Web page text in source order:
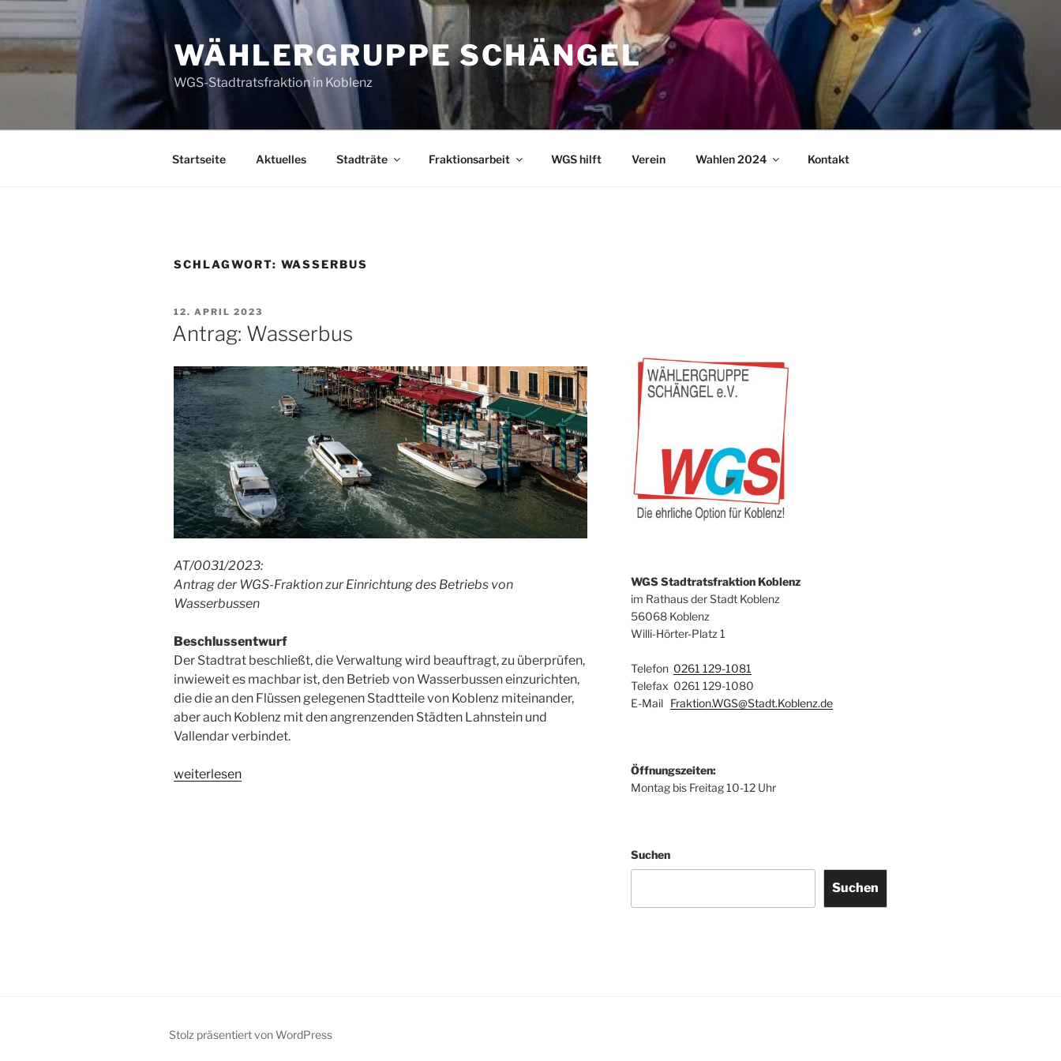
Zum
Inhalt
springen
WÄHLERGRUPPE SCHÄNGEL
WGS-Stadtratsfraktion in Koblenz
Startseite Aktuelles Stadträte Fraktionsarbeit WGS hilft Verein Wahlen 2024 Kontakt
SCHLAGWORT: WASSERBUS
VERÖFFENTLICHT
AM
12. APRIL 2023
Antrag: Wasserbus
AT/0031/2023:
Antrag der WGS-Fraktion zur Einrichtung des Betriebs von
Wasserbussen
Beschlussentwurf
Der Stadtrat beschließt, die Verwaltung wird beauftragt, zu überprüfen,
inwieweit es machbar ist, den Betrieb von Wasserbussen einzurichten,
die die an den Flüssen gelegenen Stadtteile von Koblenz miteinander,
aber auch Koblenz mit den angrenzenden Städten Lahnstein und
Vallendar verbindet.
„Antrag:
weiterlesen
WGS Stadtratsfraktion Koblenz
im Rathaus der Stadt Koblenz
56068 Koblenz
Willi-Hörter-Platz 1
Telefon 0261 129-1081
Telefax 0261 129-1080
E-Mail Fraktion.WGS@Stadt.Koblenz.de
Öffnungszeiten:
Montag bis Freitag 10-12 Uhr
Suchen
Suchen
Stolz präsentiert von WordPress